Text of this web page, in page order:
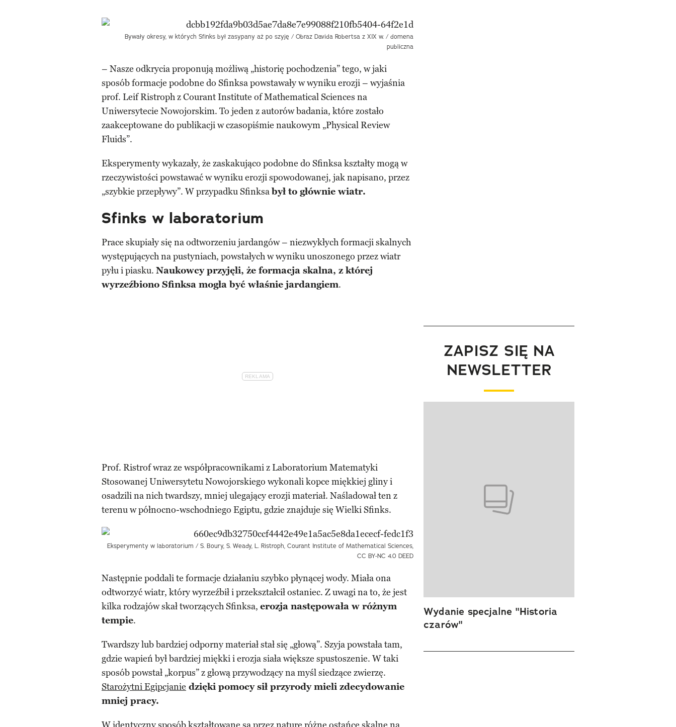
Bywały okresy, w których Sfinks był zasypany aż po szyję / Obraz Davida Robertsa z XIX w. / domena
publiczna
– Nasze odkrycia proponują możliwą „historię pochodzenia” tego, w jaki
sposób formacje podobne do Sfinksa powstawały w wyniku erozji – wyjaśnia
prof. Leif Ristroph z Courant Institute of Mathematical Sciences na
Uniwersytecie Nowojorskim. To jeden z autorów badania, które zostało
zaakceptowane do publikacji w czasopiśmie naukowym „Physical Review
Fluids”.
Eksperymenty wykazały, że zaskakująco podobne do Sfinksa kształty mogą w
rzeczywistości powstawać w wyniku erozji spowodowanej, jak napisano, przez
„szybkie przepływy”. W przypadku Sfinksabył to głównie wiatr.
Sfinks w laboratorium
Prace skupiały się na odtworzeniu jardangów – niezwykłych formacji skalnych
występujących na pustyniach, powstałych w wyniku unoszonego przez wiatr
pyłu i piasku. Naukowcy przyjęli, że formacja skalna, z której
wyrzeźbiono Sfinksa mogła być właśnie jardangiem.
Prof. Ristrof wraz ze współpracownikami z Laboratorium Matematyki
Stosowanej Uniwersytetu Nowojorskiego wykonali kopce miękkiej gliny i
osadzili na nich twardszy, mniej ulegający erozji materiał. Naśladował ten z
terenu w północno-wschodniego Egiptu, gdzie znajduje się Wielki Sfinks.
Eksperymenty w laboratorium / S. Boury, S. Weady, L. Ristroph, Courant Institute of Mathematical Sciences,
CC BY-NC 4.0 DEED
Następnie poddali te formacje działaniu szybko płynącej wody. Miała ona
odtworzyć wiatr, który wyrzeźbił i przekształcił ostaniec. Z uwagi na to, że jest
kilka rodzajów skał tworzących Sfinksa, erozja następowała w różnym
tempie.
Twardszy lub bardziej odporny materiał stał się „głową”. Szyja powstała tam,
gdzie wapień był bardziej miękki i erozja siała większe spustoszenie. W taki
sposób powstał „korpus” z głową przywodzący na myśl siedzące zwierzę.
Starożytni Egipcjanie dzięki pomocy sił przyrody mieli zdecydowanie
mniej pracy.
ZAPISZ SIĘ NA
NEWSLETTER
Wydanie specjalne "Historia
czarów"